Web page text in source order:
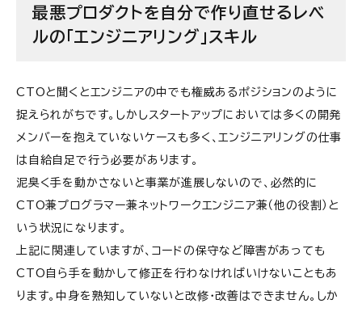
社で補うといった努力をされるCTOも
い
最悪プロダクトを自分で作り直せるレベ
ルの「エンジニアリング」スキル
CTOと聞くとエンジニアの中でも権威あるポジションのように
捉えられがちです。しかしスタートアップにおいては多くの開発
メンバーを抱えていないケースも多く、エンジニアリングの仕事
は自給自足で行う必要があります。
泥臭く手を動かさないと事業が進展しないので、必然的に
CTO兼プログラマー兼ネットワークエンジニア兼（他の役割）と
いう状況になります。
上記に関連していますが、コードの保守など障害があっても
CTO自ら手を動かして修正を行わなければいけないこともあ
ります。中身を熟知していないと改修・改善はできません。しか